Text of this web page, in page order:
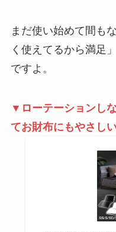
まだ使い始めて間も
く使えてるから満足
ですよ。
▼ローテーションし
てお財布にもやさしい